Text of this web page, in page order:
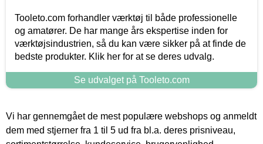
Tooleto.com forhandler værktøj til både professionelle
og amatører. De har mange års ekspertise inden for
værktøjsindustrien, så du kan være sikker på at finde de
bedste produkter. Klik her for at se deres udvalg.
Se udvalget på Tooleto.com
Vi har gennemgået de mest populære webshops og anmeldt
dem med stjerner fra 1 til 5 ud fra bl.a. deres prisniveau,